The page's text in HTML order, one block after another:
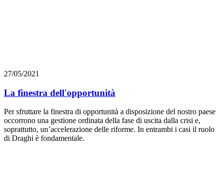
27/05/2021
La finestra dell'opportunità
Per sfruttare la finestra di opportunità a disposizione del nostro paese
occorrono una gestione ordinata della fase di uscita dalla crisi e,
soprattutto, un’accelerazione delle riforme. In entrambi i casi il ruolo
di Draghi è fondamentale.